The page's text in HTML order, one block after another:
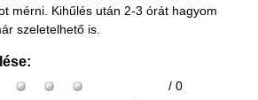
mérni. Kihűlés után 2-3 órát hagyom
szeletelhető is.
/ 0